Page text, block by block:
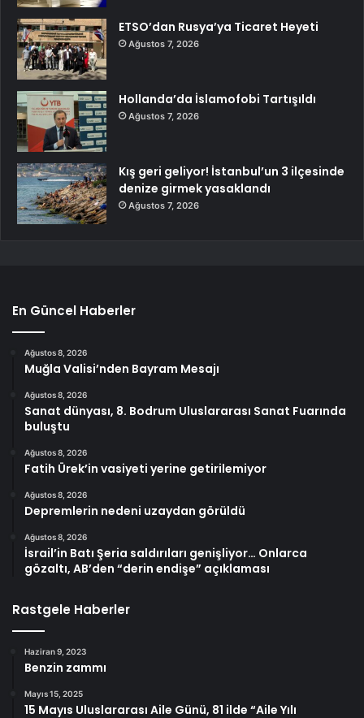
ETSO’dan Rusya’ya Ticaret Heyeti
Ağustos 7, 2026
Hollanda’da İslamofobi Tartışıldı
Ağustos 7, 2026
Kış geri geliyor! İstanbul’un 3 ilçesinde
denize girmek yasaklandı
Ağustos 7, 2026
En Güncel Haberler
Ağustos 8, 2026
Muğla Valisi’nden Bayram Mesajı
Ağustos 8, 2026
Sanat dünyası, 8. Bodrum Uluslararası Sanat Fuarında
buluştu
Ağustos 8, 2026
Fatih Ürek’in vasiyeti yerine getirilemiyor
Ağustos 8, 2026
Depremlerin nedeni uzaydan görüldü
Ağustos 8, 2026
İsrail’in Batı Şeria saldırıları genişliyor… Onlarca
gözaltı, AB’den “derin endişe” açıklaması
Rastgele Haberler
Haziran 9, 2023
Benzin zammı
Mayıs 15, 2025
15 Mayıs Uluslararası Aile Günü, 81 ilde “Aile Yılı